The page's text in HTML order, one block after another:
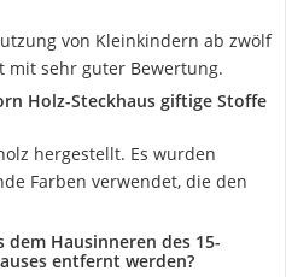
von Kleinkindern ab zwölf
mit sehr guter Bewertung.
Holz-Steckhaus giftige Stoffe
hergestellt. Es wurden
Farben verwendet, die den
dem Hausinneren des 15-
entfernt werden?